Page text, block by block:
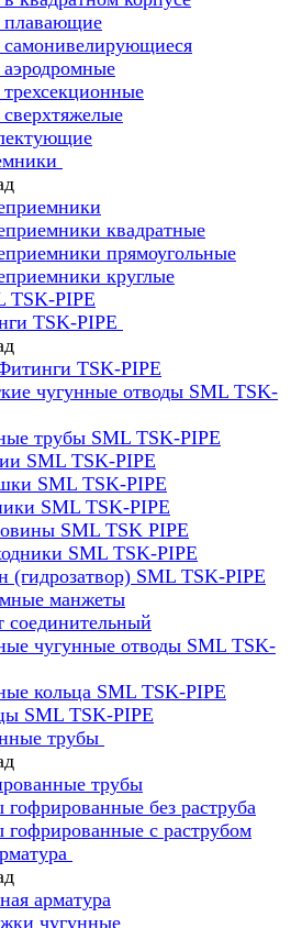
квадратные
прямоугольные
круглые
TSK-PIPE
TSK-PIPE
TSK-PIPE
чугунные отводы SML TSK-
трубы SML TSK-PIPE
SML TSK-PIPE
SML TSK-PIPE
SML TSK-PIPE
SML TSK PIPE
SML TSK-PIPE
(гидрозатвор) SML TSK-PIPE
манжеты
соединительный
чугунные отводы SML TSK-
кольца SML TSK-PIPE
SML TSK-PIPE
трубы
трубы
гофрированные без раструба
гофрированные с раструбом
арматура
чугунные